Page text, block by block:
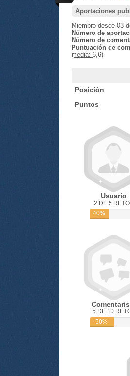
Aportaciones
Miembro desde 03
Número de
Número de
Puntuación de
media: 6,6)
Posición
Puntos
Usuario
2 DE 5
40%
5 DE 10
50%